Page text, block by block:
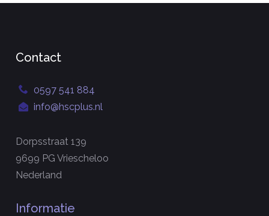
Contact
0597 541 884
info@hscplus.nl
Dorpsstraat 139
9699 PG Vriescheloo
Nederland
Informatie